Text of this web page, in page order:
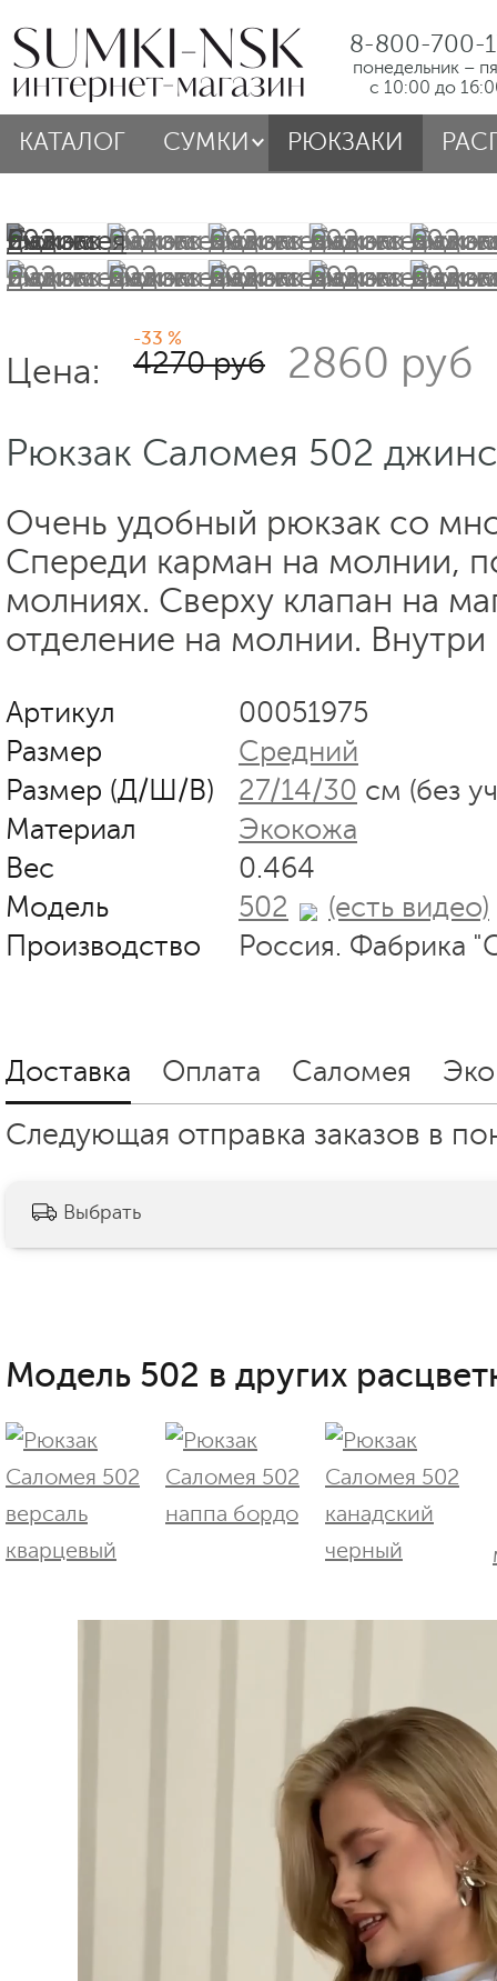
8-800-700-
понедельник –
с 10:00 до
КАТАЛОГ СУМКИ РЮКЗАКИ
Цена:
-33 %
4270 руб 2860 руб
Рюкзак Саломея 502
Очень удобный рюкзак со
Спереди карман на молнии,
молниях. Сверху клапан на
отделение на молнии.
Артикул
00051975
Размер
Средний
Размер (Д/Ш/В)
27/14/30 см (без
Материал
Экокожа
Вес
0.464
Модель
502
(есть видео)
Производство
Россия. Фабрика
Доставка Оплата Саломея
Следующая отправка заказов в
Выбрать
Модель 502 в других